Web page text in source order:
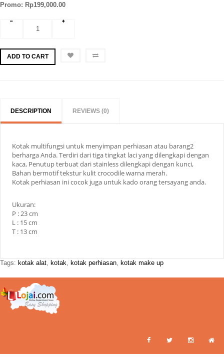
Promo: Rp199,000.00
ADD TO CART
DESCRIPTION REVIEWS (0)
Kotak multifungsi untuk menyimpan perhiasan atau barang2
berharga Anda. Terdiri dari tiga tingkat laci yang dilengkapi dengan
kaca, Penutup terbuat dari stainless dilengkapi dengan kunci,
Bahan bermotif tekstur kulit crocodile warna merah.
Kotak perhiasan ini cocok juga untuk kado orang tersayang anda.
Ukuran:
P : 23 cm
L : 15 cm
T : 13 cm
Tags: kotak alat kotak kotak perhiasan kotak make up